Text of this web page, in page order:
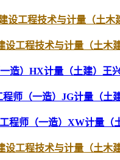
设工程技术与计量（土木
设工程技术与计量（土木
造）HX计量（土建）王
程师（一造）JG计量（土
程师（一造）XW计量（
设工程技术与计量（土木